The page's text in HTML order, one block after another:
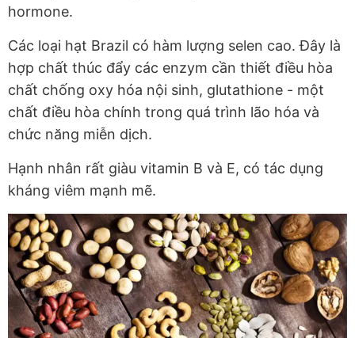
hormone.
Các loại hạt Brazil có hàm lượng selen cao. Đây là
hợp chất thúc đẩy các enzym cần thiết điều hòa
chất chống oxy hóa nội sinh, glutathione - một
chất điều hòa chính trong quá trình lão hóa và
chức năng miễn dịch.
Hạnh nhân rất giàu vitamin B và E, có tác dụng
kháng viêm mạnh mẽ.